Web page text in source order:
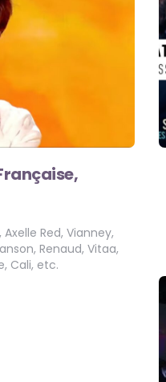
Red, Vianney,
Renaud, Vitaa,
Cali, etc.